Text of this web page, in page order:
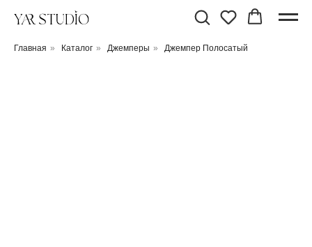
Главная » Каталог » Джемперы » Джемпер Полосатый